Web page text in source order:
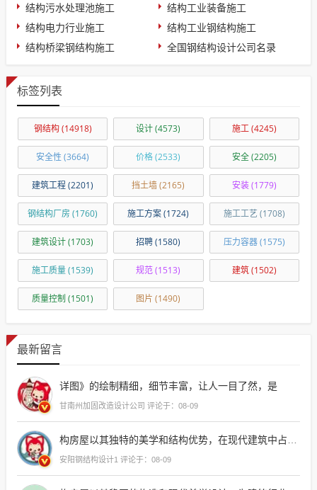
结构污水处理池施工
结构工业装备施工
结构电力行业施工
结构工业钢结构施工
结构桥梁钢结构施工
全国钢结构设计公司名录
标签列表
钢结构(14918) 设计(4573) 施工(4245)
安全性(3664) 价格(2533) 安全(2205)
建筑工程(2201) 挡土墙(2165) 安装(1779)
钢结构厂房 (1760) 施工方案(1724) 施工工艺 (1708)
建筑设计(1703) 招聘(1580) 压力容器(1575)
施工质量(1539) 规范(1513) 建筑(1502)
质量控制(1501) 图片 (1490)
最新留言
详图》的绘制精细，细节丰富，让人一目了然，是
甘南州加固改造设计公司 评论于：08-09
构房屋以其独特的美学和结构优势，在现代建筑中占据了一席之地，从简约的线条到复杂的几何造型，每一幅效果图都展现了建筑师对空间和材料运用的深刻理解，这些图片不仅展示了钢结构房屋的实用性，更体现了其
安阳钢结构设计1 评论于：08-09